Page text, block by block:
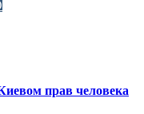
прав человека